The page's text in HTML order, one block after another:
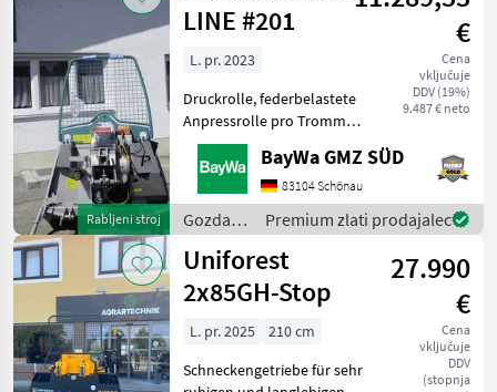
mehanizacija
/
Uniforest
Rabljeni stroj
LINE #201
€
Cena
vključuje
DDV (19%)
9.487 € neto
L. pr. 2023
Druckrolle, federbelastete
Anpressrolle pro Trommel
MonoSpezial-Forstseil 10
mm 70 mRückeschild 1500
Seilausstoss
Hydromechanisch mit
Seilverteilu
BayWa GMZ SÜD
83104 Schönau
Gozdarska
in
lesarska
mehanizacija
/
Pfanzelt
Premium zlati prodajalec
Uniforest
2x85GH-Stop
27.990
€
Cena
vključuje
DDV
(stopnja
L. pr. 2025
210 cm
Schneckengetriebe für sehr